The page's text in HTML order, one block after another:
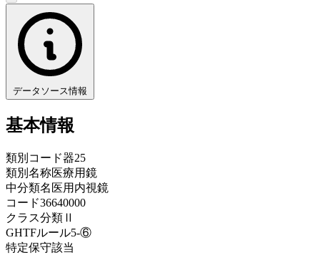
データソース情報
基本情報
類別コード器25
類別名称医療用鏡
中分類名 医用内視鏡
コード36640000
クラス分類 Ⅱ
GHTFルール5-⑥
特定保守該当